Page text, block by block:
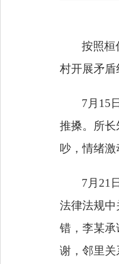
按照桓
村开展矛
7月15
推搡。所
吵，情绪
7月21
法律法规
错，李某
谢，邻里关